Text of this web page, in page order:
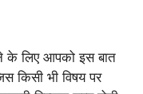
के लिए आपको इस बात
किसी भी विषय पर